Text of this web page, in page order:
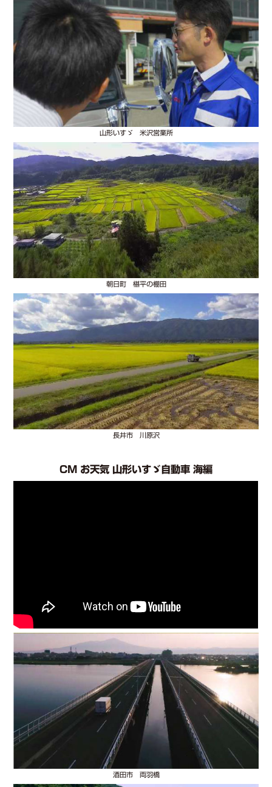
山形いすゞ 米沢営業所
朝日町 椹平の棚田
長井市 川原沢
CM お天気 山形いすゞ自動車 海編
酒田市 両羽橋